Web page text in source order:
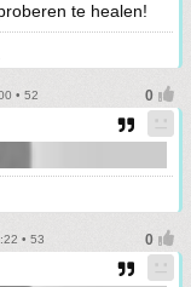
te healen!
• 52
• 53